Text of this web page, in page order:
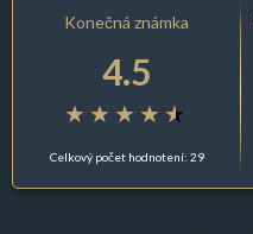
Konečná známka
4.5
Celkový počet hodnotení: 29